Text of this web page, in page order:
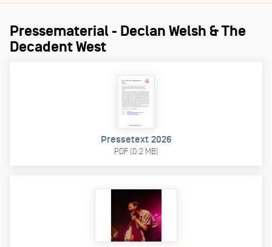
Pressematerial - Declan Welsh & The
Decadent West
Pressetext 2026
PDF (0.2 MB)